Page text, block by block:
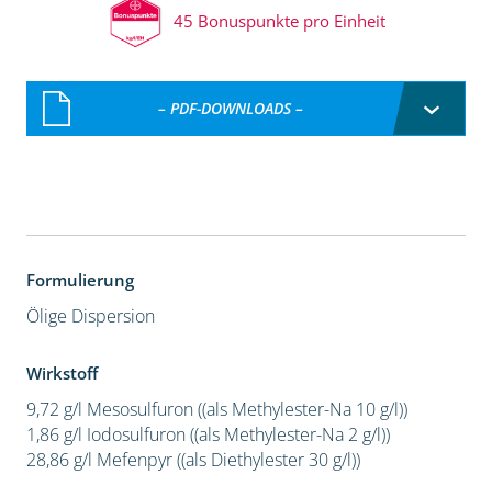
45 Bonuspunkte pro Einheit
– PDF-DOWNLOADS –
Formulierung
Ölige Dispersion
Wirkstoff
9,72 g/l Mesosulfuron ((als Methylester-Na 10 g/l))
1,86 g/l Iodosulfuron ((als Methylester-Na 2 g/l))
28,86 g/l Mefenpyr ((als Diethylester 30 g/l))